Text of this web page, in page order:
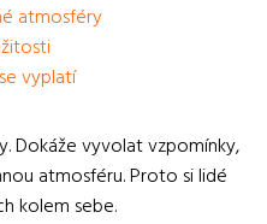
atmosféry
vyplatí
Dokáže vyvolat vzpomínky,
atmosféru. Proto si lidé
kolem sebe.